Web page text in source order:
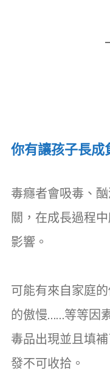
你有讓孩子長成
毒癮者會吸毒、
關，在成長過程
影響。
可能有來自家庭
的傲慢……等等因
毒品出現並且填
發不可收拾。